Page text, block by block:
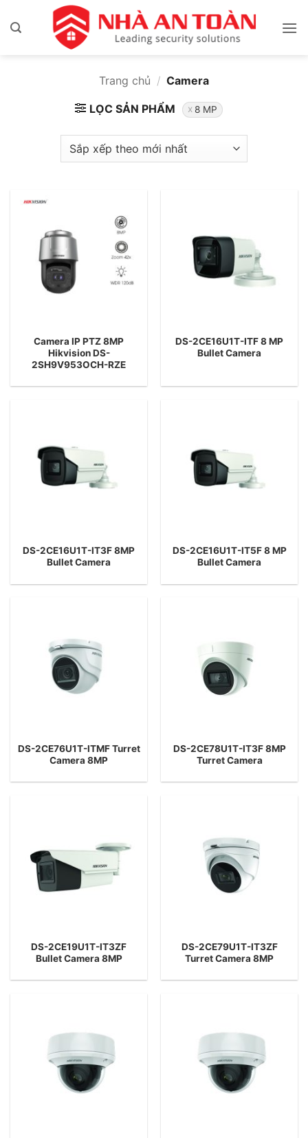
qua
Trang chủ / Camera
LỌC SẢN PHẨM 8 MP
Camera IP PTZ 8MP
Hikvision DS-
2SH9V953OCH-RZE
DS-2CE16U1T-ITF 8 MP
Bullet Camera
DS-2CE16U1T-IT3F 8MP
Bullet Camera
DS-2CE16U1T-IT5F 8 MP
Bullet Camera
DS-2CE76U1T-ITMF Turret
Camera 8MP
DS-2CE78U1T-IT3F 8MP
Turret Camera
DS-2CE19U1T-IT3ZF
Bullet Camera 8MP
DS-2CE79U1T-IT3ZF
Turret Camera 8MP